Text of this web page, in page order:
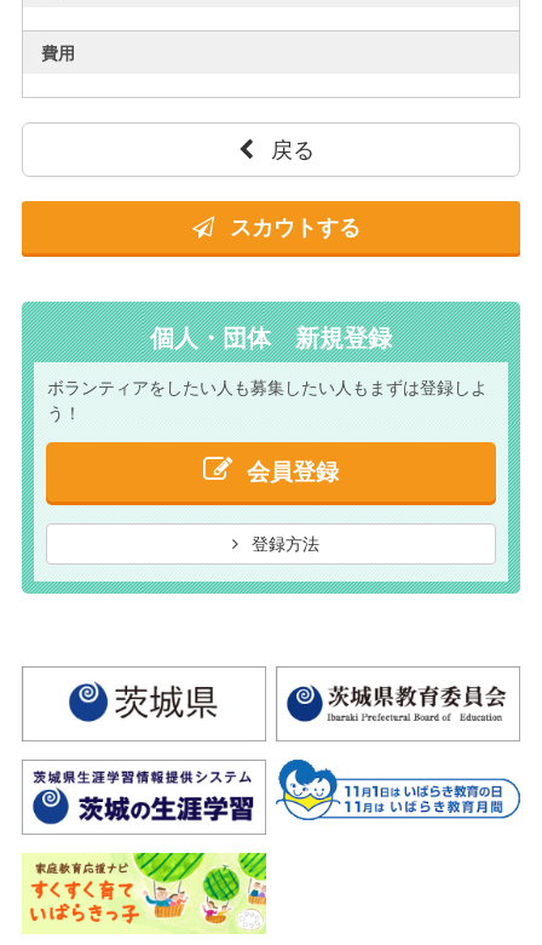
費用
戻る
スカウトする
個人・団体 新規登録
ボランティアをしたい人も募集したい人もまずは登録しよ
う！
会員登録
登録方法